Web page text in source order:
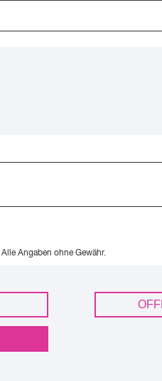
Alle Angaben ohne Gewähr.